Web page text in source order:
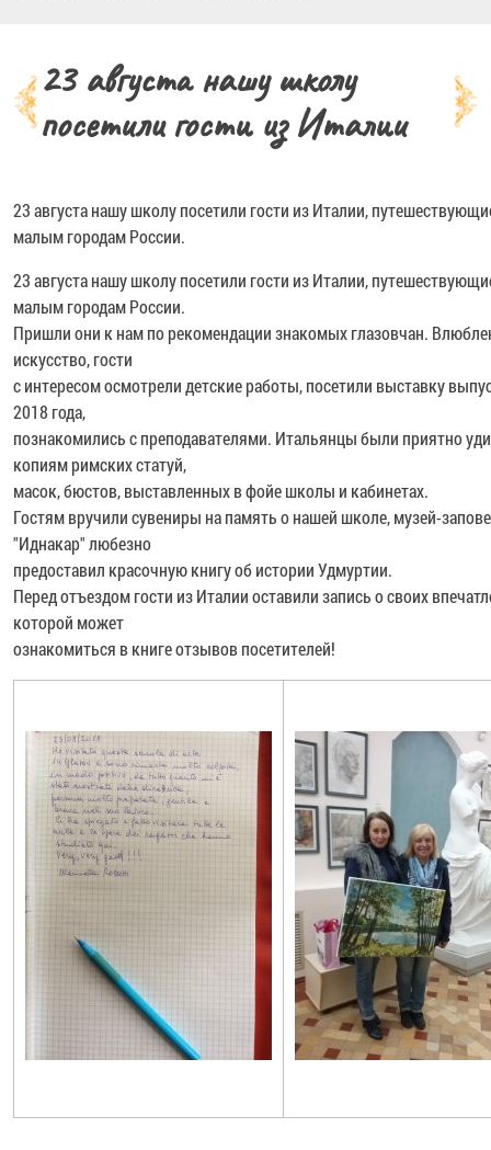
23 августа нашу школу
посетили гости из Италии
23 августа нашу школу посетили гости из Италии,
малым городам России.
23 августа нашу школу посетили гости из Италии,
малым городам России.
Пришли они к нам по рекомендации знакомых глазовчан.
искусство, гости
с интересом осмотрели детские работы, посетили выставку
2018 года,
познакомились с преподавателями. Итальянцы были приятно
копиям римских статуй,
масок, бюстов, выставленных в фойе школы и кабинетах.
Гостям вручили сувениры на память о нашей школе, музей-
"Иднакар" любезно
предоставил красочную книгу об истории Удмуртии.
Перед отъездом гости из Италии оставили запись о своих
которой может
ознакомиться в книге отзывов посетителей!